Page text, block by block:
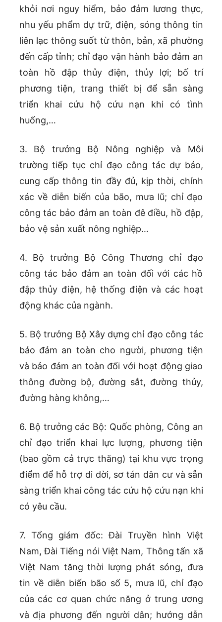
khỏi nơi nguy hiểm, bảo đảm lương thực,
nhu yếu phẩm dự trữ, điện, sóng thông tin
liên lạc thông suốt từ thôn, bản, xã phường
đến cấp tỉnh; chỉ đạo vận hành bảo đảm an
toàn hồ đập thủy điện, thủy lợi; bố trí
phương tiện, trang thiết bị để sẵn sàng
triển khai cứu hộ cứu nạn khi có tình
huống,…
3. Bộ trưởng Bộ Nông nghiệp và Môi
trường tiếp tục chỉ đạo công tác dự báo,
cung cấp thông tin đầy đủ, kịp thời, chính
xác về diễn biến của bão, mưa lũ; chỉ đạo
công tác bảo đảm an toàn đê điều, hồ đập,
bảo vệ sản xuất nông nghiệp…
4. Bộ trưởng Bộ Công Thương chỉ đạo
công tác bảo đảm an toàn đối với các hồ
đập thủy điện, hệ thống điện và các hoạt
động khác của ngành.
5. Bộ trưởng Bộ Xây dựng chỉ đạo công tác
bảo đảm an toàn cho người, phương tiện
và bảo đảm an toàn đối với hoạt động giao
thông đường bộ, đường sắt, đường thủy,
đường hàng không,…
6. Bộ trưởng các Bộ: Quốc phòng, Công an
chỉ đạo triển khai lực lượng, phương tiện
(bao gồm cả trực thăng) tại khu vực trọng
điểm để hỗ trợ di dời, sơ tán dân cư và sẵn
sàng triển khai công tác cứu hộ cứu nạn khi
có yêu cầu.
7. Tổng giám đốc: Đài Truyền hình Việt
Nam, Đài Tiếng nói Việt Nam, Thông tấn xã
Việt Nam tăng thời lượng phát sóng, đưa
tin về diễn biến bão số 5, mưa lũ, chỉ đạo
của các cơ quan chức năng ở trung ương
và địa phương đến người dân; hướng dẫn